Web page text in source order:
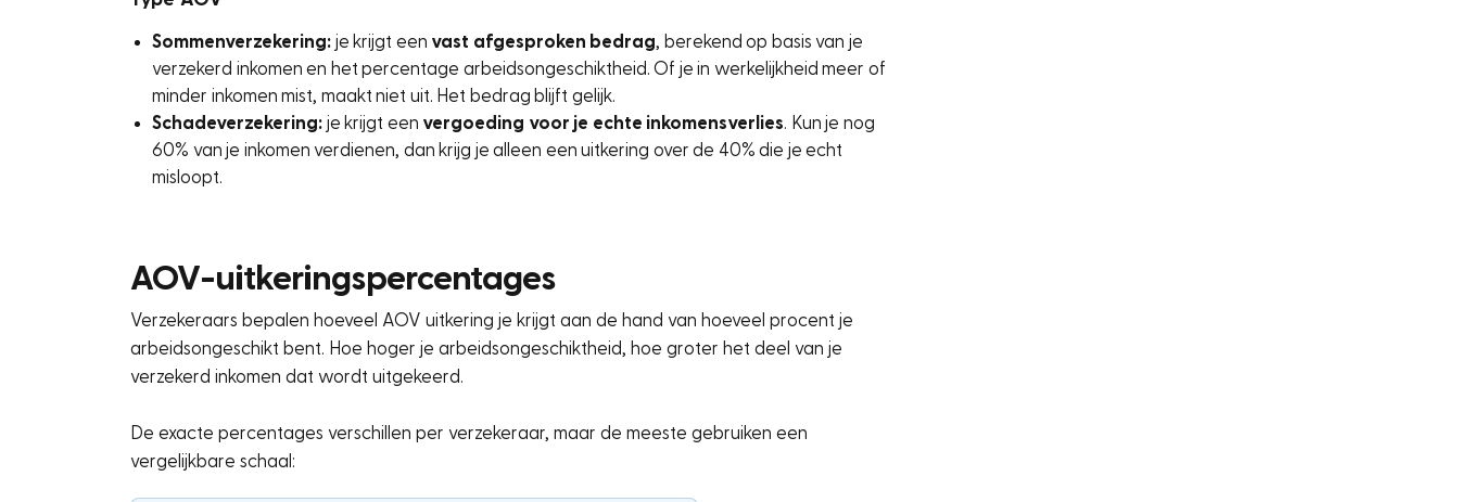
Sommenverzekering: je krijgt een vast afgesproken bedrag, berekend op basis van je
verzekerd inkomen en het percentage arbeidsongeschiktheid. Of je in werkelijkheid meer of
minder inkomen mist, maakt niet uit. Het bedrag blijft gelijk.
Schadeverzekering: je krijgt een vergoeding voor je echte inkomensverlies. Kun je nog
60% van je inkomen verdienen, dan krijg je alleen een uitkering over de 40% die je echt
misloopt.
AOV-uitkeringspercentages
Verzekeraars bepalen hoeveel AOV uitkering je krijgt aan de hand van hoeveel procent je
arbeidsongeschikt bent. Hoe hoger je arbeidsongeschiktheid, hoe groter het deel van je
verzekerd inkomen dat wordt uitgekeerd.
De exacte percentages verschillen per verzekeraar, maar de meeste gebruiken een
vergelijkbare schaal: